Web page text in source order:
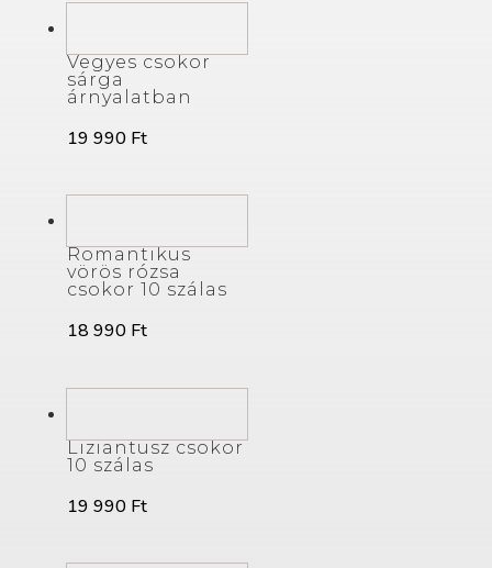
Vegyes csokor
sárga
árnyalatban
19 990 Ft
Romantikus
vörös rózsa
csokor 10 szálas
18 990 Ft
Liziantusz csokor
10 szálas
19 990 Ft